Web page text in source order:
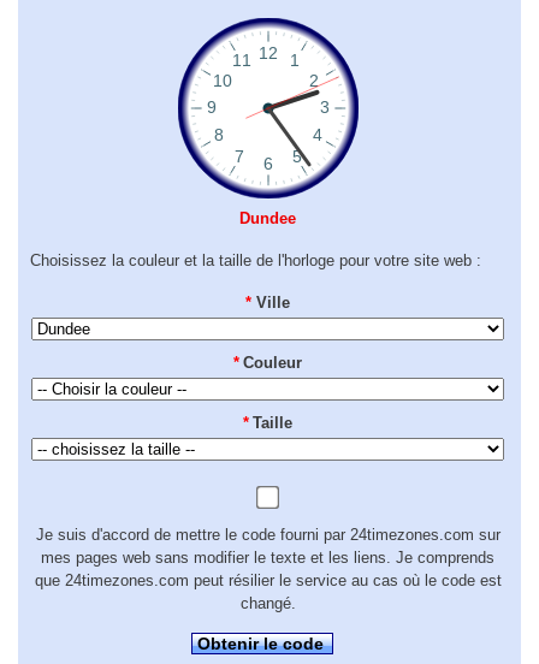
Dundee
Choisissez la couleur et la taille de l'horloge pour votre site web :
* Ville
* Couleur
* Taille
Je suis d'accord de mettre le code fourni par 24timezones.com sur
mes pages web sans modifier le texte et les liens. Je comprends
que 24timezones.com peut résilier le service au cas où le code est
changé.
Obtenir le code